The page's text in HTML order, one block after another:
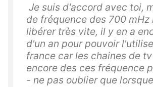
Je suis d'accord avec toi,
de fréquence des 700 mHz
libérer très vite, il y en a
d'un an pour pouvoir
france car les chaines de
encore des ces fréquence
- ne pas oublier que